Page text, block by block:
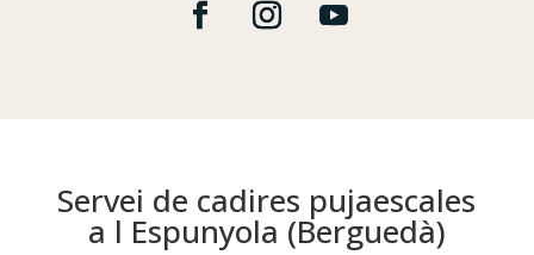
Servei de cadires pujaescales
a l Espunyola (Berguedà)